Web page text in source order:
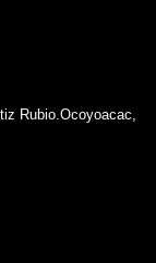
Rubio.Ocoyoacac,